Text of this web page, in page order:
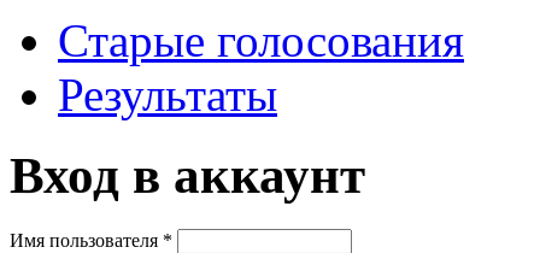
Старые голосования
Результаты
Вход в аккаунт
Имя пользователя *